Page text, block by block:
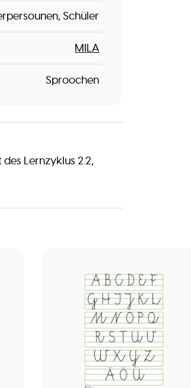
Schüler
MILA
Sproochen
Lernzyklus 2.2,